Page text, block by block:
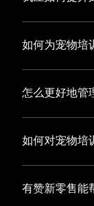
度。
您可以使用有赞
券、邀请好友等
如何为宠物培
有赞新零售旗下
等，吸引更多客
以帮助您增加客
怎么更好地管
有赞新零售一站
域运营以及有赞
让您的业务蓬勃
如何对宠物培
您可以使用有赞
店数据的集中管
有赞新零售能